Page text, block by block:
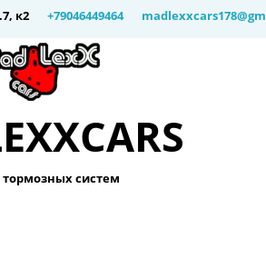
+79046449464
к2
систем